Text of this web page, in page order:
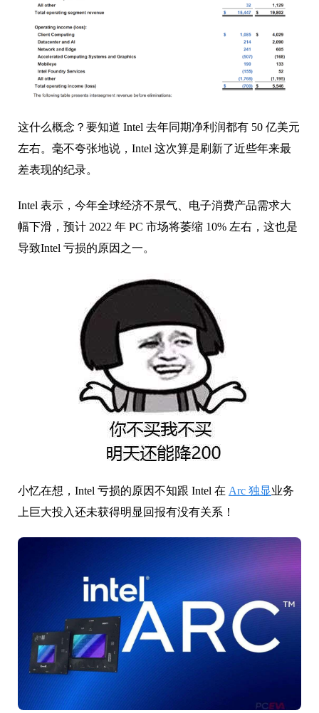
这什么概念？要知道 Intel 去年同期净利润都有 50 亿美元
左右。毫不夸张地说，Intel 这次算是刷新了近些年来最
差表现的纪录。
Intel 表示，今年全球经济不景气、电子消费产品需求大
幅下滑，预计 2022 年 PC 市场将萎缩 10% 左右， 这也是
导致Intel 亏损的原因之一。
小忆在想，Intel 亏损的原因不知跟 Intel 在 Arc 独显业务
上巨大投入还未获得明显回报有没有关系！